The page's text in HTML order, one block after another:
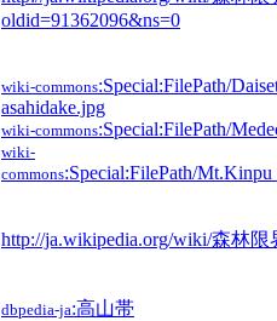
oldid=91362096&ns=0
wiki-commons:Special:FilePath/
asahidake.jpg
wiki-commons:Special:FilePath/
wiki-
commons:Special:FilePath/
http://ja.wikipedia.org/wiki/森林限
dbpedia-ja:高山帯